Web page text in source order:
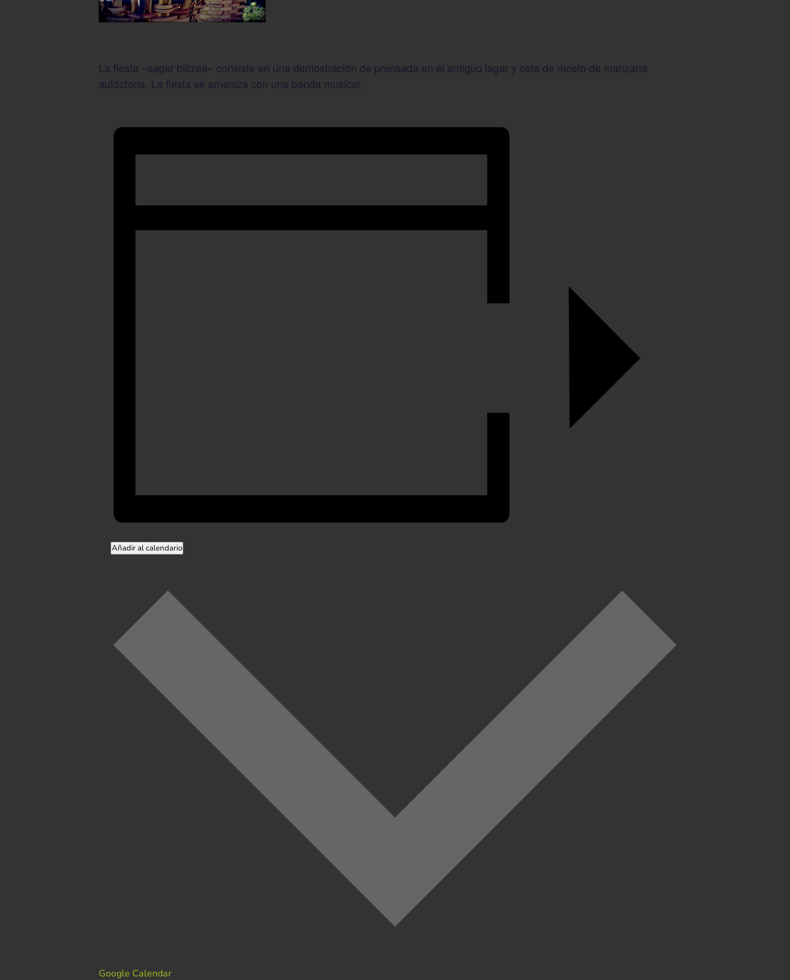
La fiesta «sagar biltzea» consiste en una demostración de prensada en el antiguo lagar y cata de mosto de manzana
autóctona. La fiesta se ameniza con una banda musical.
Añadir al calendario
Google Calendar